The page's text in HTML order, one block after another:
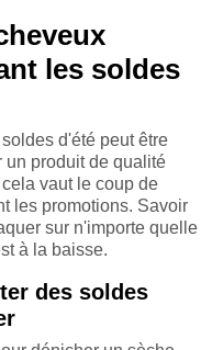
les soldes
d'été peut être
un produit de qualité
vaut le coup de
les promotions. Savoir
sur n'importe quelle
à la baisse.
des soldes